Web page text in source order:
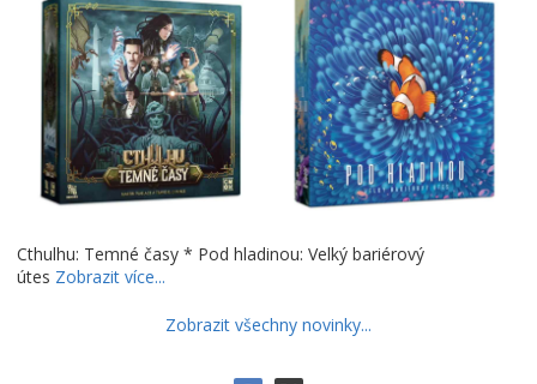
Cthulhu: Temné časy * Pod hladinou: Velký bariérový
útes Zobrazit více...
Zobrazit všechny novinky...